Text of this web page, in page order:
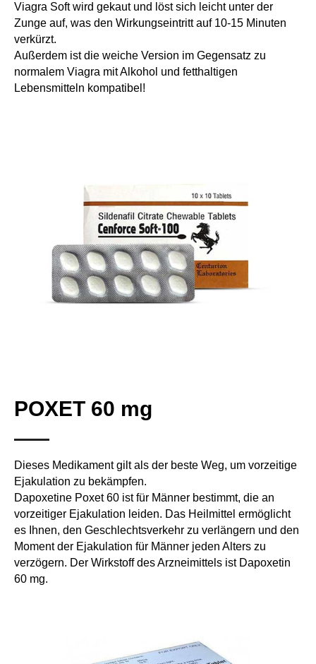
Viagra Soft wird gekaut und löst sich leicht unter der
Zunge auf, was den Wirkungseintritt auf 10-15 Minuten
verkürzt.
Außerdem ist die weiche Version im Gegensatz zu
normalem Viagra mit Alkohol und fetthaltigen
Lebensmitteln kompatibel!
POXET 60 mg
Dieses Medikament gilt als der beste Weg, um vorzeitige
Ejakulation zu bekämpfen.
Dapoxetine Poxet 60 ist für Männer bestimmt, die an
vorzeitiger Ejakulation leiden. Das Heilmittel ermöglicht
es Ihnen, den Geschlechtsverkehr zu verlängern und den
Moment der Ejakulation für Männer jeden Alters zu
verzögern. Der Wirkstoff des Arzneimittels ist Dapoxetin
60 mg.